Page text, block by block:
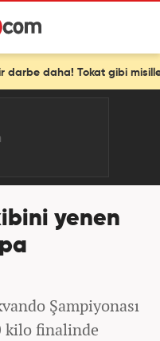
gibi misilleme
yenen
Şampiyonası
kilo finalinde